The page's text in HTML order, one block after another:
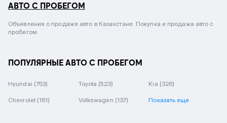
АВТО С ПРОБЕГОМ
Объявления о продаже авто в Казахстане. Покупка и продажа авто с
пробегом.
ПОПУЛЯРНЫЕ АВТО С ПРОБЕГОМ
Hyundai (753) Toyota (523) Kia (326)
Chevrolet (161) Volkswagen (137) Показать еще